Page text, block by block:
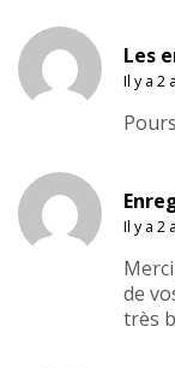
Les
Il y a 2
Il y a 2
de
très